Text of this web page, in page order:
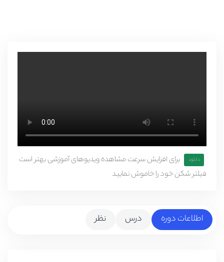
دانلود
برای افزایش سرعت مشاهده ویدیوهای آموزشی بهتر است
فیلتر شکن خود را خاموش نمایید
اطلاعات دوره درس نظر